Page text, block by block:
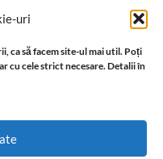
uri
ca să facem site-ul mai util. Poți
cu cele strict necesare. Detalii în